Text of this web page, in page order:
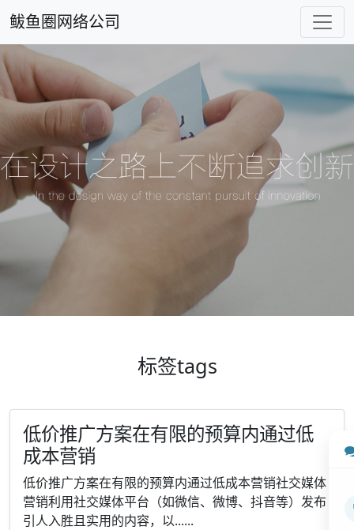
鲅鱼圈网络公司
标签tags
低价推广方案在有限的预算内通过低
成本营销
低价推广方案在有限的预算内通过低成本营销社交媒体
营销利用社交媒体平台（如微信、微博、抖音等）发布
引人入胜且实用的内容，以......